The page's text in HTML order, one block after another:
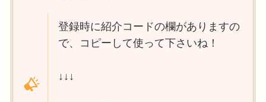
登録時に紹介コードの欄がありますの
で、コピーして使って下さいね！
↓↓↓